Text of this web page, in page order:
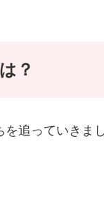
？
を追っていきま